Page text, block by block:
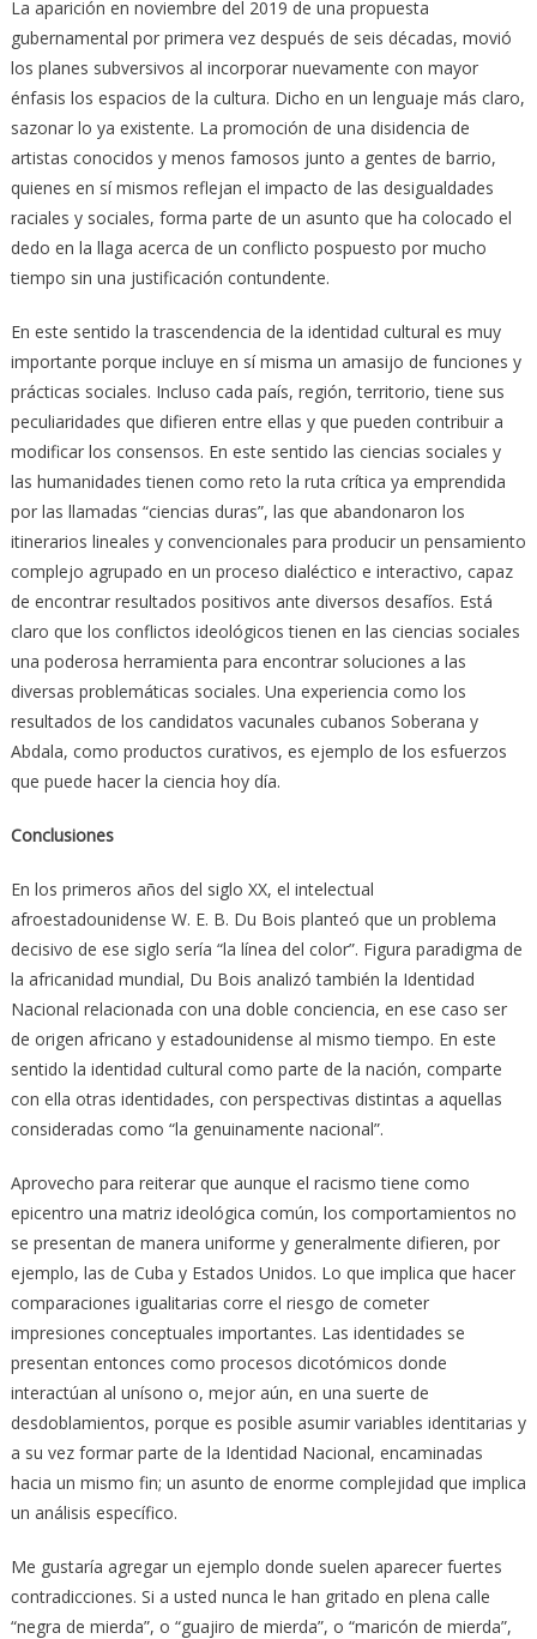
La aparición en noviembre del 2019 de una propuesta
gubernamental por primera vez después de seis décadas, movió
los planes subversivos al incorporar nuevamente con mayor
énfasis los espacios de la cultura. Dicho en un lenguaje más claro,
sazonar lo ya existente. La promoción de una disidencia de
artistas conocidos y menos famosos junto a gentes de barrio,
quienes en sí mismos reflejan el impacto de las desigualdades
raciales y sociales, forma parte de un asunto que ha colocado el
dedo en la llaga acerca de un conflicto pospuesto por mucho
tiempo sin una justificación contundente.
En este sentido la trascendencia de la identidad cultural es muy
importante porque incluye en sí misma un amasijo de funciones y
prácticas sociales. Incluso cada país, región, territorio, tiene sus
peculiaridades que difieren entre ellas y que pueden contribuir a
modificar los consensos. En este sentido las ciencias sociales y
las humanidades tienen como reto la ruta crítica ya emprendida
por las llamadas “ciencias duras”, las que abandonaron los
itinerarios lineales y convencionales para producir un pensamiento
complejo agrupado en un proceso dialéctico e interactivo, capaz
de encontrar resultados positivos ante diversos desafíos. Está
claro que los conflictos ideológicos tienen en las ciencias sociales
una poderosa herramienta para encontrar soluciones a las
diversas problemáticas sociales. Una experiencia como los
resultados de los candidatos vacunales cubanos Soberana y
Abdala, como productos curativos, es ejemplo de los esfuerzos
que puede hacer la ciencia hoy día.
Conclusiones
En los primeros años del siglo XX, el intelectual
afroestadounidense W. E. B. Du Bois planteó que un problema
decisivo de ese siglo sería “la línea del color”. Figura paradigma de
la africanidad mundial, Du Bois analizó también la Identidad
Nacional relacionada con una doble conciencia, en ese caso ser
de origen africano y estadounidense al mismo tiempo. En este
sentido la identidad cultural como parte de la nación, comparte
con ella otras identidades, con perspectivas distintas a aquellas
consideradas como “la genuinamente nacional”.
Aprovecho para reiterar que aunque el racismo tiene como
epicentro una matriz ideológica común, los comportamientos no
se presentan de manera uniforme y generalmente difieren, por
ejemplo, las de Cuba y Estados Unidos. Lo que implica que hacer
comparaciones igualitarias corre el riesgo de cometer
impresiones conceptuales importantes. Las identidades se
presentan entonces como procesos dicotómicos donde
interactúan al unísono o, mejor aún, en una suerte de
desdoblamientos, porque es posible asumir variables identitarias y
a su vez formar parte de la Identidad Nacional, encaminadas
hacia un mismo fin; un asunto de enorme complejidad que implica
un análisis específico.
Me gustaría agregar un ejemplo donde suelen aparecer fuertes
contradicciones. Si a usted nunca le han gritado en plena calle
“negra de mierda”, o “guajiro de mierda”, o “maricón de mierda”,